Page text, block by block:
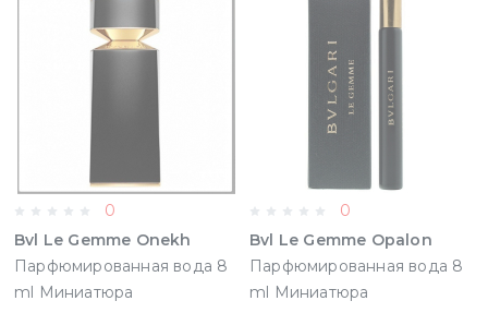
0
Bvl Le Gemme Onekh
Парфюмированная вода 8
ml Миниатюра
0
Bvl Le Gemme Opalon
Парфюмированная вода 8
ml Миниатюра